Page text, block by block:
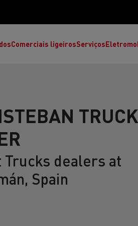
Comerciais ligeirosServiços
TRUCK
Trucks dealers at
Spain